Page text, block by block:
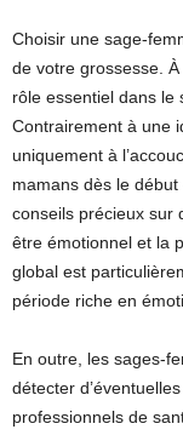
Choisir une sage-
de votre grossesse.
rôle essentiel dans le
Contrairement à une
uniquement à
mamans dès le
conseils précieux sur
être émotionnel et la
global est
période riche en
En outre, les sages-
détecter
professionnels de